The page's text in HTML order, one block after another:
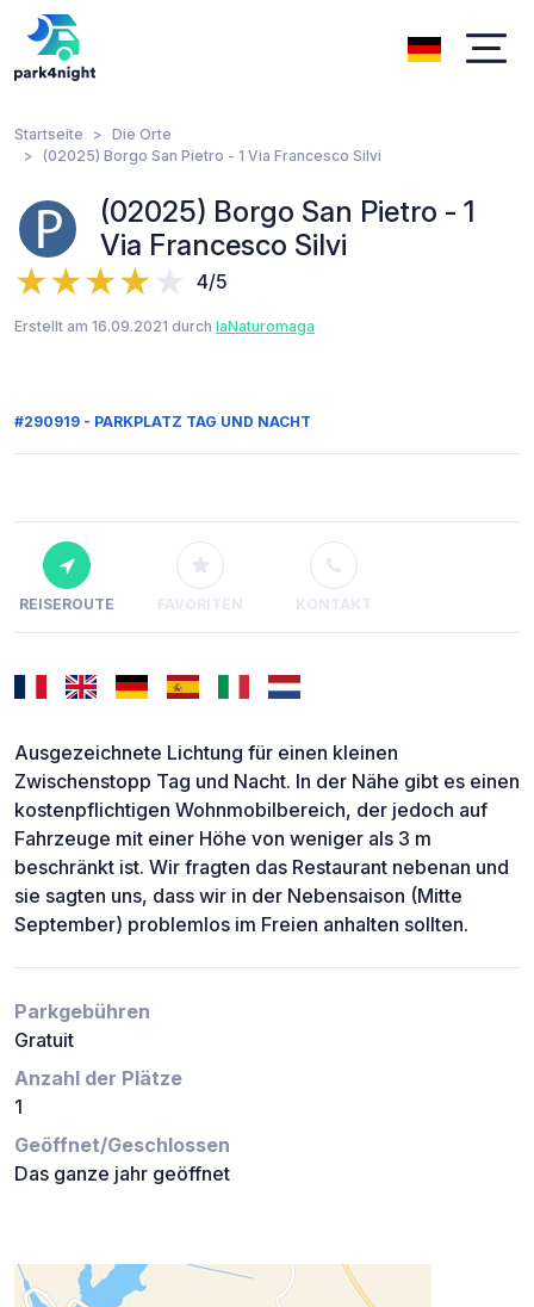
Startseite
Die Orte
(02025) Borgo San Pietro - 1 Via Francesco Silvi
(02025) Borgo San Pietro - 1
Via Francesco Silvi
4/5
Erstellt am 16.09.2021 durch laNaturomaga
#290919 - PARKPLATZ TAG UND NACHT
REISEROUTE FAVORITEN KONTAKT
Ausgezeichnete Lichtung für einen kleinen
Zwischenstopp Tag und Nacht. In der Nähe gibt es einen
kostenpflichtigen Wohnmobilbereich, der jedoch auf
Fahrzeuge mit einer Höhe von weniger als 3 m
beschränkt ist. Wir fragten das Restaurant nebenan und
sie sagten uns, dass wir in der Nebensaison (Mitte
September) problemlos im Freien anhalten sollten.
Parkgebühren
Gratuit
Anzahl der Plätze
1
Geöffnet/Geschlossen
Das ganze jahr geöffnet